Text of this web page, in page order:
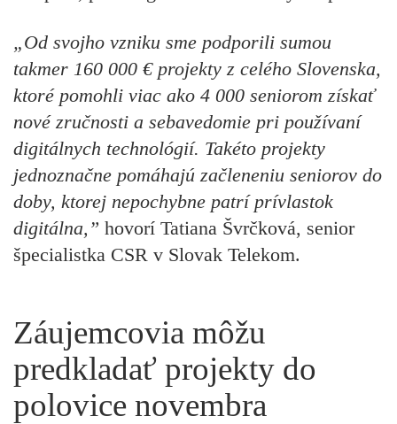
„Od svojho vzniku sme podporili sumou
takmer 160 000 € projekty z celého Slovenska,
ktoré pomohli viac ako 4 000 seniorom získať
nové zručnosti a sebavedomie pri používaní
digitálnych technológií. Takéto projekty
jednoznačne pomáhajú začleneniu seniorov do
doby, ktorej nepochybne patrí prívlastok
digitálna,” hovorí Tatiana Švrčková, senior
špecialistka CSR v Slovak Telekom.
Záujemcovia môžu
predkladať projekty do
polovice novembra